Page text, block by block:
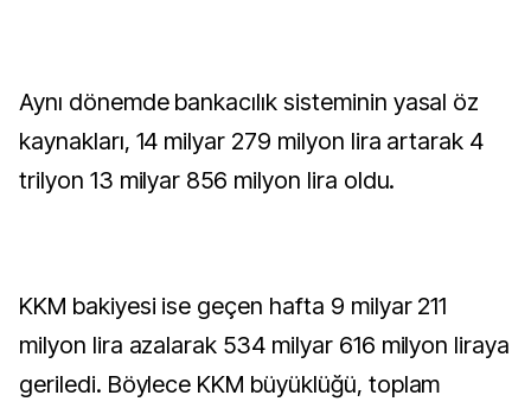
Aynı dönemde bankacılık sisteminin yasal öz
kaynakları, 14 milyar 279 milyon lira artarak 4
trilyon 13 milyar 856 milyon lira oldu.
KKM bakiyesi ise geçen hafta 9 milyar 211
milyon lira azalarak 534 milyar 616 milyon liraya
geriledi. Böylece KKM büyüklüğü, toplam